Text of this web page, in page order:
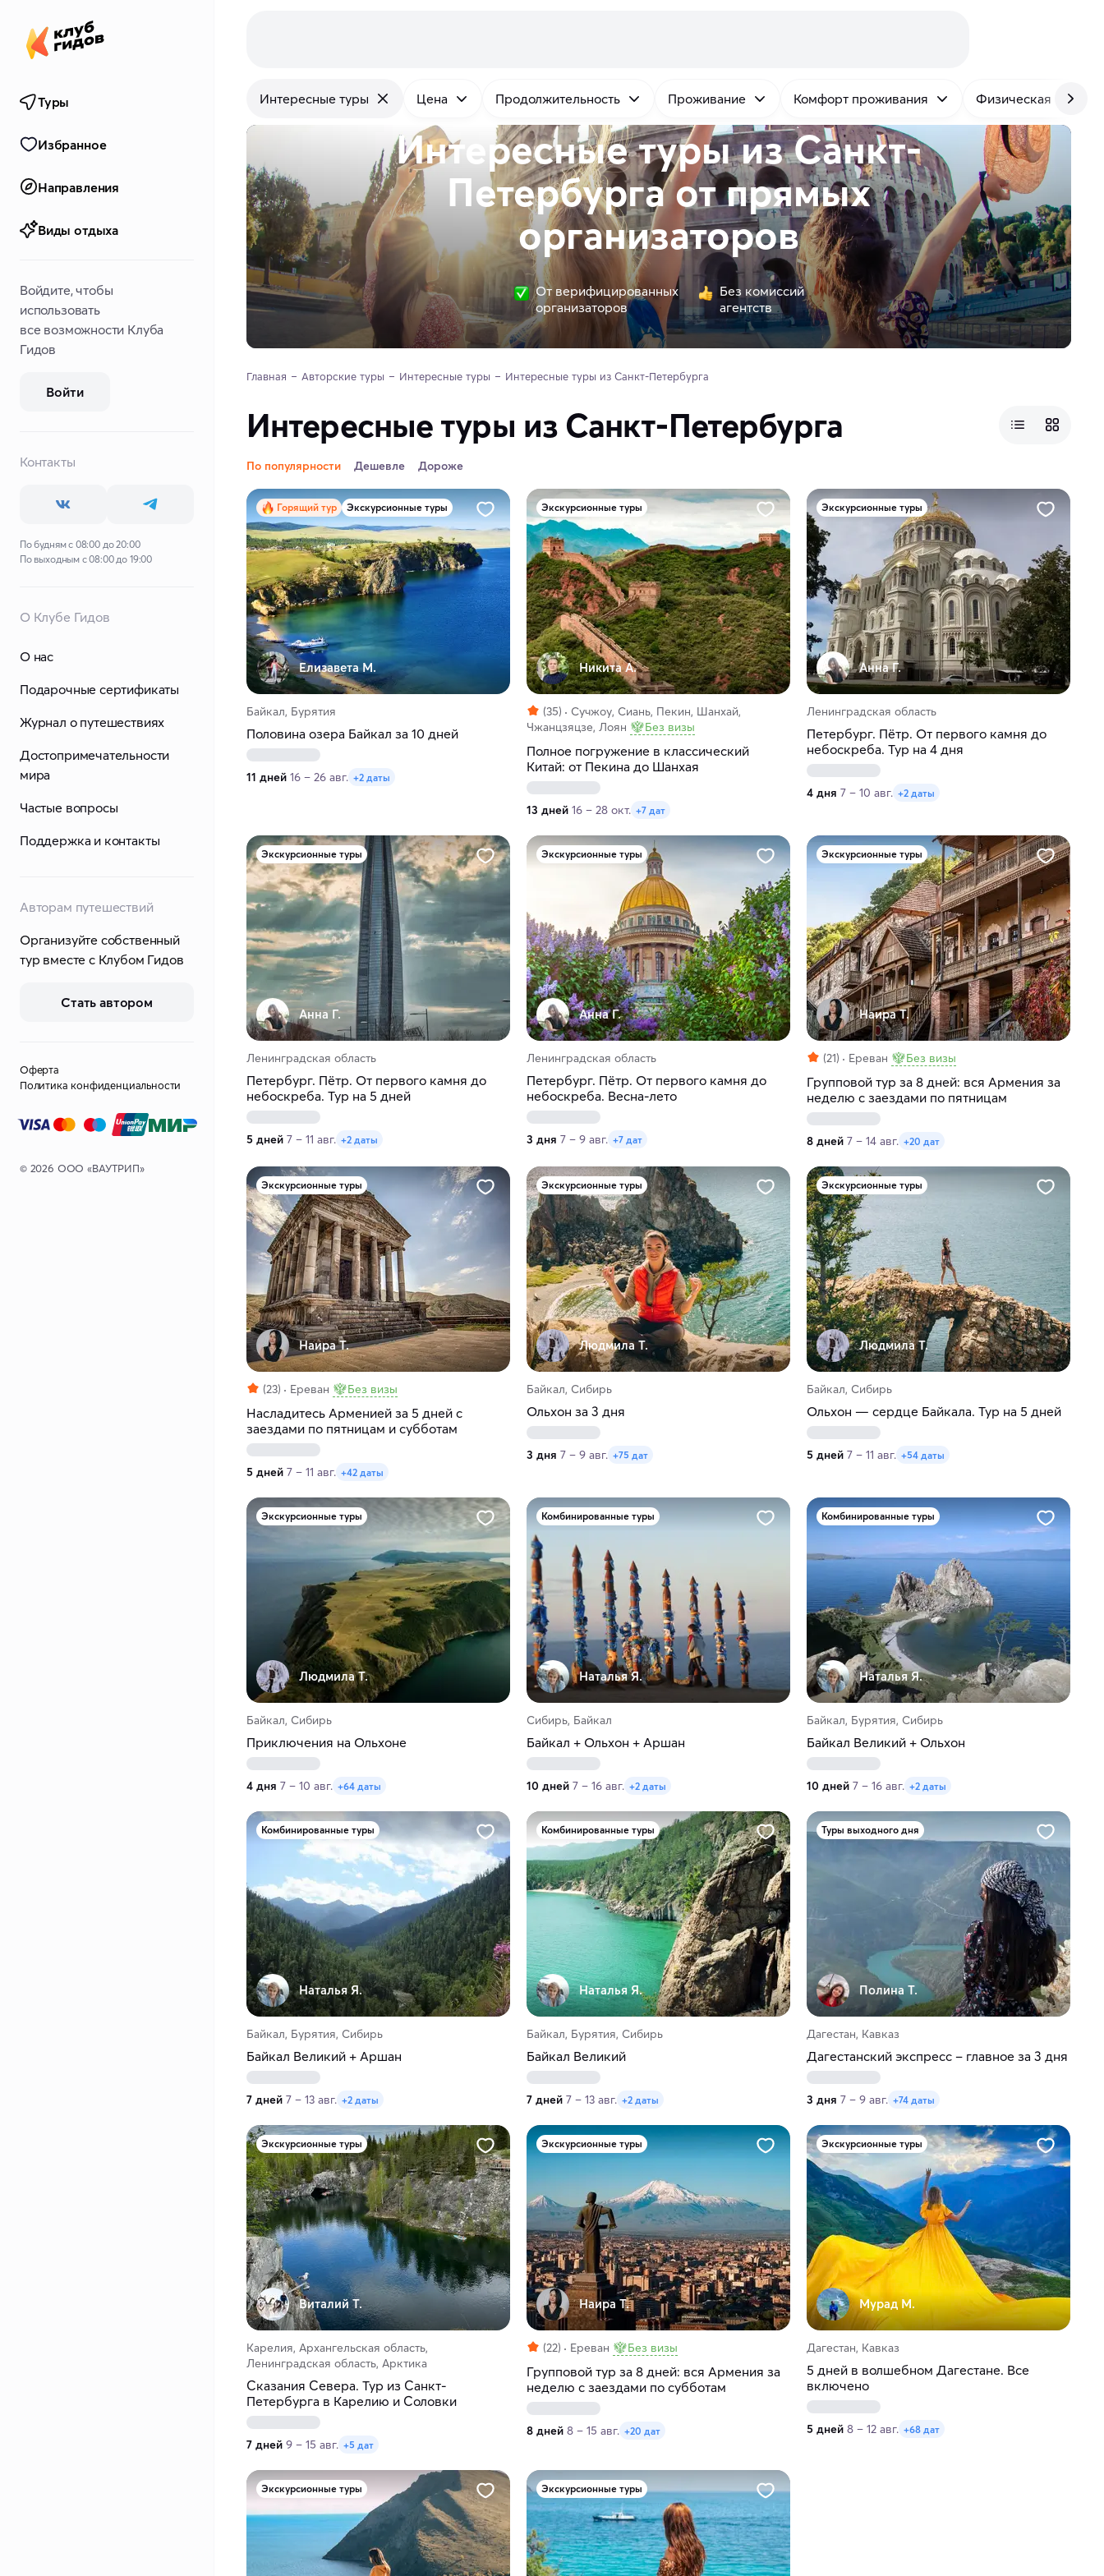
Туры
Избранное
Направления
Виды отдыха
Войдите, чтобы
использовать
все возможности Клуба
Гидов
Войти
Контакты
По будням с 08:00 до 20:00
По выходным с 08:00 до 19:00
О Клубе Гидов
О нас
Подарочные сертификаты
Журнал о путешествиях
Достопримечательности
мира
Частые вопросы
Поддержка и контакты
Авторам путешествий
Организуйте собственный
тур вместе с Клубом Гидов
Стать автором
Оферта
Политика конфиденциальности
© 2026 ООО «ВАУТРИП»
Интересные туры Цена Продолжительность Проживание Комфорт проживания Физическая
Интересные туры из Санкт-
Петербурга отпрямых
организаторов
От верифицированных
организаторов
Без комиссий
агентств
Главная Авторские туры Интересные туры Интересные туры из Санкт-Петербурга
Интересные туры из Санкт-Петербурга
По популярности Дешевле Дороже
Горящий тур Экскурсионные туры
Елизавета М.
Байкал, Бурятия
Половина озера Байкал за 10 дней
11 дней 16 – 26 авг. +2 даты
Экскурсионные туры
Никита А.
(35)
Сучжоу, Сиань, Пекин, Шанхай,
Чжанцзяцзе, Лоян
Без визы
Полное погружение в классический
Китай: от Пекина до Шанхая
13 дней 16 – 28 окт. +7 дат
Экскурсионные туры
Анна Г.
Ленинградская область
Петербург. Пётр. От первого камня до
небоскреба. Тур на 4 дня
4 дня 7 – 10 авг. +2 даты
Экскурсионные туры
Анна Г.
Ленинградская область
Петербург. Пётр. От первого камня до
небоскреба. Тур на 5 дней
5 дней 7 – 11 авг. +2 даты
Экскурсионные туры
Анна Г.
Ленинградская область
Петербург. Пётр. От первого камня до
небоскреба. Весна-лето
3 дня 7 – 9 авг. +7 дат
Экскурсионные туры
Наира Т.
(21) Ереван Без визы
Групповой тур за 8 дней: вся Армения за
неделю с заездами по пятницам
8 дней 7 – 14 авг. +20 дат
Экскурсионные туры
Наира Т.
(23) Ереван Без визы
Насладитесь Арменией за 5 дней с
заездами по пятницам и субботам
5 дней 7 – 11 авг. +42 даты
Экскурсионные туры
Людмила Т.
Байкал, Сибирь
Ольхон за 3 дня
3 дня 7 – 9 авг. +75 дат
Экскурсионные туры
Людмила Т.
Байкал, Сибирь
Ольхон — сердце Байкала. Тур на 5 дней
5 дней 7 – 11 авг. +54 даты
Экскурсионные туры
Людмила Т.
Байкал, Сибирь
Приключения на Ольхоне
4 дня 7 – 10 авг. +64 даты
Комбинированные туры
Наталья Я.
Сибирь, Байкал
Байкал + Ольхон + Аршан
10 дней 7 – 16 авг. +2 даты
Комбинированные туры
Наталья Я.
Байкал, Бурятия, Сибирь
Байкал Великий + Ольхон
10 дней 7 – 16 авг. +2 даты
Комбинированные туры
Наталья Я.
Байкал, Бурятия, Сибирь
Байкал Великий + Аршан
7 дней 7 – 13 авг. +2 даты
Комбинированные туры
Наталья Я.
Байкал, Бурятия, Сибирь
Байкал Великий
7 дней 7 – 13 авг. +2 даты
Туры выходного дня
Полина Т.
Дагестан, Кавказ
Дагестанский экспресс – главное за 3 дня
3 дня 7 – 9 авг. +74 даты
Экскурсионные туры
Виталий Т.
Карелия, Архангельская область,
Ленинградская область, Арктика
Сказания Севера. Тур из Санкт-
Петербурга в Карелию и Соловки
7 дней 9 – 15 авг. +5 дат
Экскурсионные туры
Наира Т.
(22) Ереван Без визы
Групповой тур за 8 дней: вся Армения за
неделю с заездами по субботам
8 дней 8 – 15 авг. +20 дат
Экскурсионные туры
Мурад М.
Дагестан, Кавказ
5 дней в волшебном Дагестане. Все
включено
5 дней 8 – 12 авг. +68 дат
Экскурсионные туры Экскурсионные туры